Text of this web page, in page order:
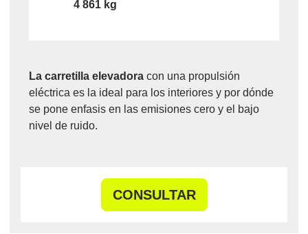
4 861 kg
La carretilla elevadora con una propulsión
eléctrica es la ideal para los interiores y por dónde
se pone enfasis en las emisiones cero y el bajo
nivel de ruido.
CONSULTAR